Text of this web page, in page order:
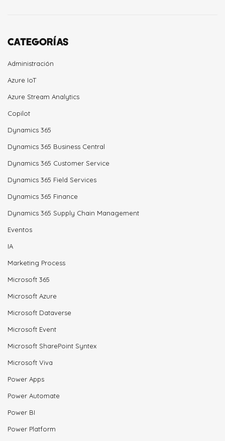
CATEGORÍAS
Administración
Azure IoT
Azure Stream Analytics
Copilot
Dynamics 365
Dynamics 365 Business Central
Dynamics 365 Customer Service
Dynamics 365 Field Services
Dynamics 365 Finance
Dynamics 365 Supply Chain Management
Eventos
IA
Marketing Process
Microsoft 365
Microsoft Azure
Microsoft Dataverse
Microsoft Event
Microsoft SharePoint Syntex
Microsoft Viva
Power Apps
Power Automate
Power BI
Power Platform